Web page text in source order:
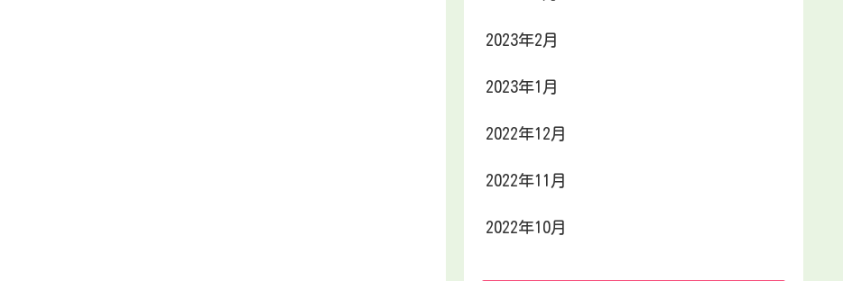
2023年2月
2023年1月
2022年12月
2022年11月
2022年10月